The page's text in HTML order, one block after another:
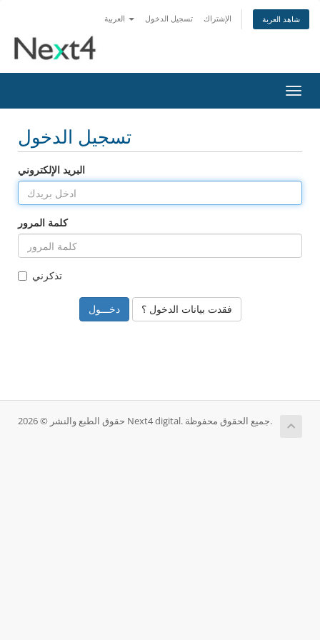
تسجيل الدخول الإشتراك شاهد العربة
تبديل
التنقل
تسجيل الدخول
البريد الإلكتروني
كلمة المرور
تذكرني
فقدت بيانات الدخول ؟
حقوق الطبع والنشر © 2026 Next4 digital. جميع الحقوق محفوظة.